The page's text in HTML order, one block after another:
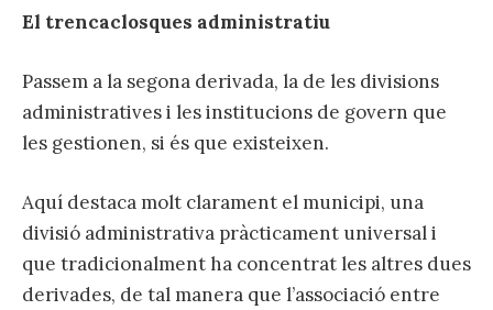
El trencaclosques administratiu
Passem a la segona derivada, la de les divisions
administratives i les institucions de govern que
les gestionen, si és que existeixen.
Aquí destaca molt clarament el municipi, una
divisió administrativa pràcticament universal i
que tradicionalment ha concentrat les altres dues
derivades, de tal manera que l’associació entre